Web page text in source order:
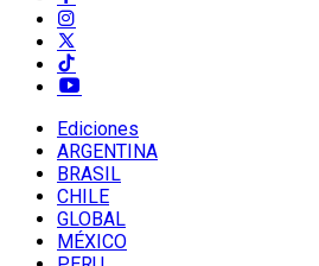
Ediciones
ARGENTINA
BRASIL
CHILE
GLOBAL
MÉXICO